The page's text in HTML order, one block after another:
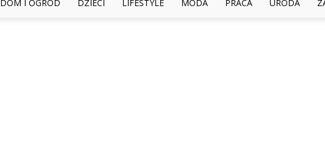
DOM I OGRÓD DZIECI LIFESTYLE MODA PRACA URODA